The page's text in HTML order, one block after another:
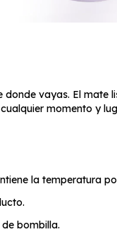
vayas. El mate
momento y
la temperatura
bombilla.